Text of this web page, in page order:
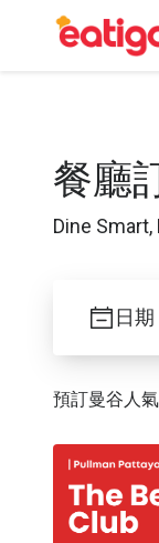
餐廳
Dine
日期
預訂曼谷人